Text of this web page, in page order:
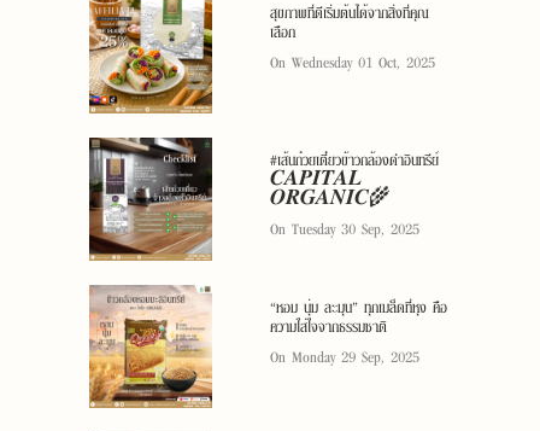
สุขภาพที่ดีเริ่มต้นได้จากสิ่งที่คุณ
เลือก
On Wednesday 01 Oct, 2025
#เส้นก๋วยเตี๋ยวข้าวกล้องดำอินทรีย์
𝑪𝑨𝑷𝑰𝑻𝑨𝑳
𝑶𝑹𝑮𝑨𝑵𝑰𝑪🌾
On Tuesday 30 Sep, 2025
“หอม นุ่ม ละมุน” ทุกเมล็ดที่หุง คือ
ความใส่ใจจากธรรมชาติ
On Monday 29 Sep, 2025